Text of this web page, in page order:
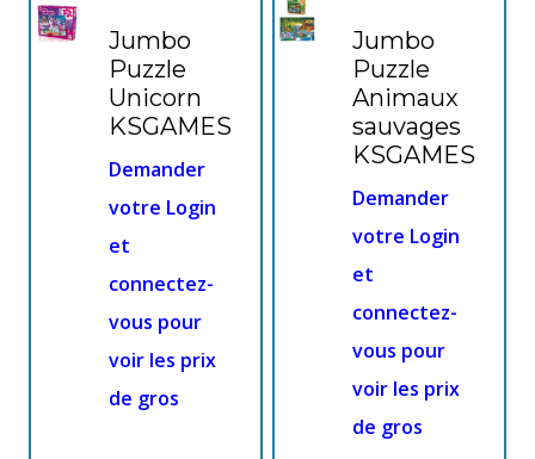
Jumbo
Puzzle
Unicorn
KSGAMES
Demander
votre Login
et
connectez-
vous pour
voir les prix
de gros
Jumbo
Puzzle
Animaux
sauvages
KSGAMES
Demander
votre Login
et
connectez-
vous pour
voir les prix
de gros